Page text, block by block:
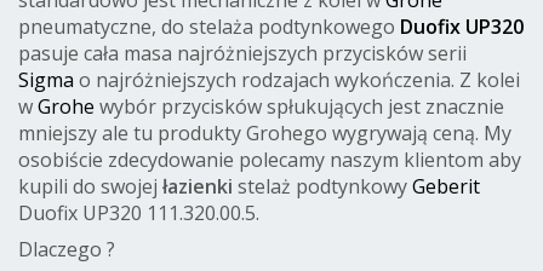
pneumatyczne, do stelaża podtynkowego Duofix UP320
pasuje cała masa najróżniejszych przycisków serii
Sigma o najróżniejszych rodzajach wykończenia. Z kolei
wGrohe wybór przycisków spłukujących jest znacznie
mniejszy ale tu produkty Grohego wygrywają ceną. My
osobiście zdecydowanie polecamy naszym klientom aby
kupili do swojej łazienki stelaż podtynkowyGeberit
Duofix UP320 111.320.00.5.
Dlaczego ?